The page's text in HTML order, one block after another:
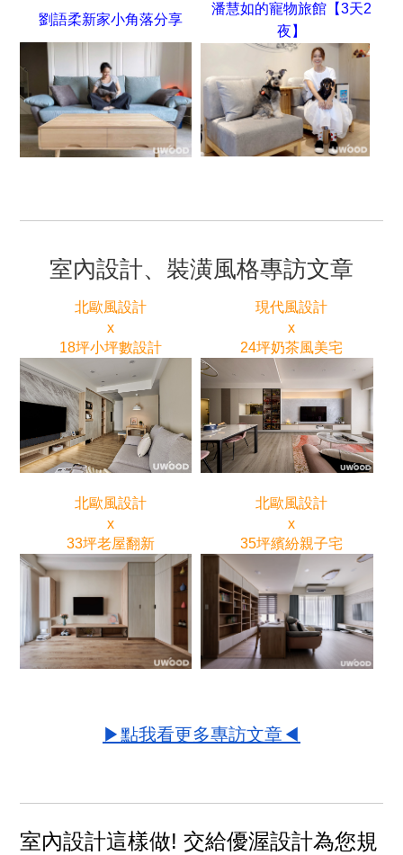
劉語柔新家小角落分享
潘慧如的寵物旅館【3天2
夜】
室內設計、裝潢風格專訪文章
北歐風設計
x
18坪小坪數設計
現代風設計
x
24坪奶茶風美宅
北歐風設計
x
33坪老屋翻新
北歐風設計
x
35坪繽紛親子宅
▶點我看更多專訪文章◀
室內設計這樣做! 交給優渥設計為您規